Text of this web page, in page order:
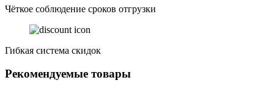
Чёткое соблюдение сроков отгрузки
Гибкая система скидок
Рекомендуемые товары